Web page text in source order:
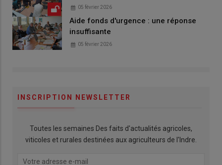
05 février 2026
Aide fonds d'urgence : une réponse
insuffisante
05 février 2026
INSCRIPTION NEWSLETTER
Toutes les semaines Des faits d'actualités agricoles,
viticoles et rurales destinées aux agriculteurs de l'Indre.